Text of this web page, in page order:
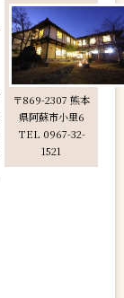
〒869-2307 熊本
県阿蘇市小里6
TEL 0967-32-
1521